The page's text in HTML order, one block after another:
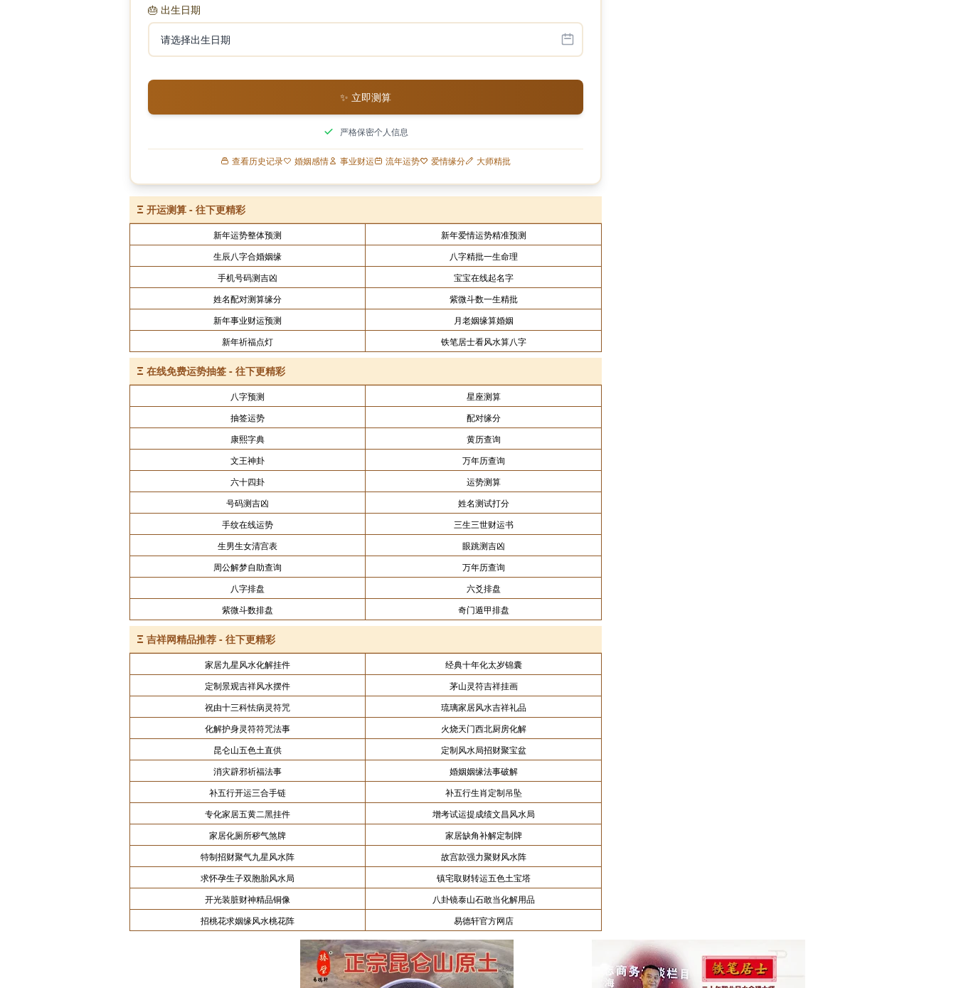
🎂 出生日期
✨ 立即测算
严格保密个人信息
查看历史记录 婚姻感情 事业财运 流年运势 爱情缘分 大师精批
Ξ 开运测算 - 往下更精彩
新年运势整体预测
新年爱情运势精准预测
生辰八字合婚姻缘
八字精批一生命理
手机号码测吉凶
宝宝在线起名字
姓名配对测算缘分
紫微斗数一生精批
新年事业财运预测
月老姻缘算婚姻
新年祈福点灯
铁笔居士看风水算八字
Ξ 在线免费运势抽签 - 往下更精彩
八字预测
星座测算
抽签运势
配对缘分
康熙字典
黄历查询
文王神卦
万年历查询
六十四卦
运势测算
号码测吉凶
姓名测试打分
手纹在线运势
三生三世财运书
生男生女清宫表
眼跳测吉凶
周公解梦自助查询
万年历查询
八字排盘
六爻排盘
紫微斗数排盘
奇门遁甲排盘
Ξ 吉祥网精品推荐 - 往下更精彩
家居九星风水化解挂件
经典十年化太岁锦囊
定制景观吉祥风水摆件
茅山灵符吉祥挂画
祝由十三科怯病灵符咒
琉璃家居风水吉祥礼品
化解护身灵符符咒法事
火烧天门西北厨房化解
昆仑山五色土直供
定制风水局招财聚宝盆
消灾辟邪祈福法事
婚姻姻缘法事破解
补五行开运三合手链
补五行生肖定制吊坠
专化家居五黄二黑挂件
增考试运提成绩文昌风水局
家居化厕所秽气煞牌
家居缺角补解定制牌
特制招财聚气九星风水阵
故宫款强力聚财风水阵
求怀孕生子双胞胎风水局
镇宅取财转运五色土宝塔
开光装脏财神精品铜像
八卦镜泰山石敢当化解用品
招桃花求姻缘风水桃花阵
易德轩官方网店